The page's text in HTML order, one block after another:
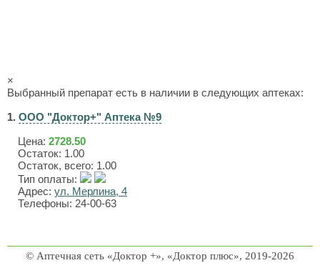
×
Выбранный препарат есть в наличии в следующих аптеках:
1. ООО "Доктор+" Аптека №9
Цена: 2728.50
Остаток: 1.00
Остаток, всего: 1.00
Тип оплаты:
Адрес: ул. Мерлина, 4
Телефоны: 24-00-63
© Аптечная сеть «Доктор +», «Доктор плюс», 2019-2026